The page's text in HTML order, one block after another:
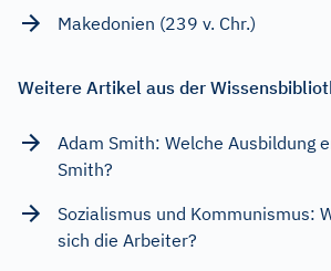
Makedonien (239 v. Chr.)
Weitere Artikel aus der
Adam Smith: Welche Ausbildung
Smith?
Sozialismus und Kommunismus:
sich die Arbeiter?